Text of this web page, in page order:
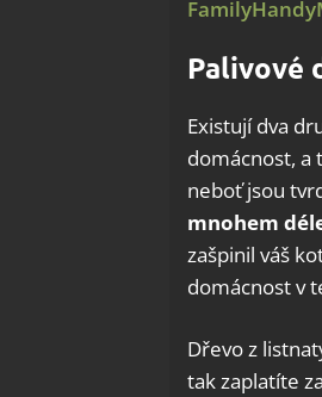
Palivové
Existují dva
domácnost, a
neboť jsou
mnohem
zašpinil váš
domácnost v
Dřevo z
tak zaplatíte